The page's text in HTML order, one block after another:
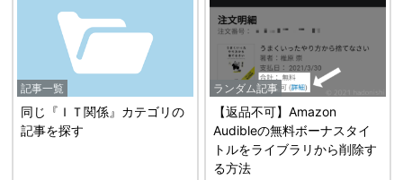
記事一覧
同じ『ＩＴ関係』カテゴリの
記事を探す
ランダム記事
【返品不可】Amazon
Audibleの無料ボーナスタイ
トルをライブラリから削除す
る方法